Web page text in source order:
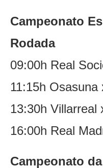
Campeonato
Rodada
09:00h Real
11:15h Osasuna
13:30h Villarreal
16:00h Real
Campeonato